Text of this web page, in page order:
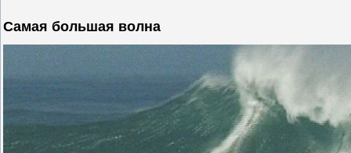
Самая большая волна